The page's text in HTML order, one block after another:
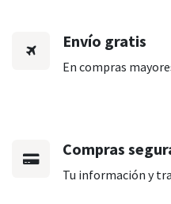
Envío gratis
En compras
Compras
Tu información y